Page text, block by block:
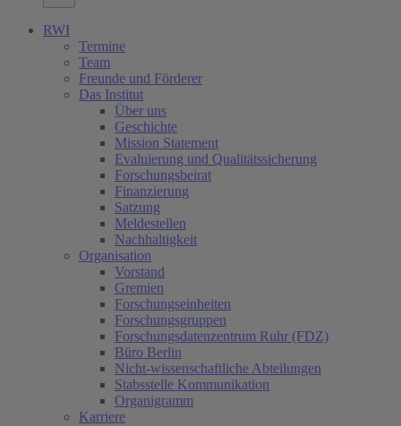
RWI
Termine
Team
Freunde und Förderer
Das Institut
Über uns
Geschichte
Mission Statement
Evaluierung und Qualitätssicherung
Forschungsbeirat
Finanzierung
Satzung
Meldestellen
Nachhaltigkeit
Organisation
Vorstand
Gremien
Forschungseinheiten
Forschungsgruppen
Forschungsdatenzentrum Ruhr (FDZ)
Büro Berlin
Nicht-wissenschaftliche Abteilungen
Stabsstelle Kommunikation
Organigramm
Karriere